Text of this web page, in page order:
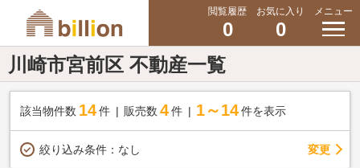
閲覧履歴
0
お気に入り
0
メニュー
川崎市宮前区 不動産一覧
該当物件数 14件 販売数 4 件 1～14 件を表示
絞り込み条件： なし 変更